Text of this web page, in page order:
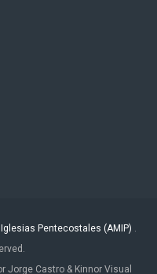
Pentecostales (AMIP) .
Jorge Castro & Kinnor Visual